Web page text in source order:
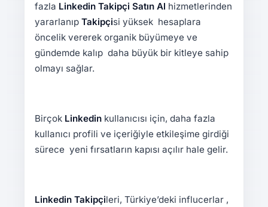
fazla Linkedin Takipçi Satın Al hizmetlerinden
yararlanıp Takipçisi yüksek hesaplara
öncelik vererek organik büyümeye ve
gündemde kalıp daha büyük bir kitleye sahip
olmayı sağlar.
Birçok Linkedin kullanıcısı için, daha fazla
kullanıcı profili ve içeriğiyle etkileşime girdiği
sürece yeni fırsatların kapısı açılır hale gelir.
Linkedin Takipçileri, Türkiye’deki influcerlar ,